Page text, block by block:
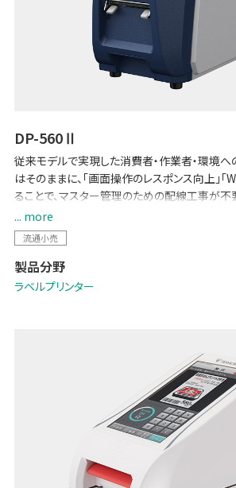
DP-560Ⅱ
従来モデルで実現した消費者・作業者・環境へ
はそのままに、「画面操作のレスポンス向上」
ることで、マスター管理のための配線工事が不
強化しました。POSとのデータ連携で生鮮バッ
を可能にする「生鮮向け生販管理ソリューショ
「TERAOKA IoT サービス」にも対応しています。
... more
流通小売
製品分野
ラベルプリンター